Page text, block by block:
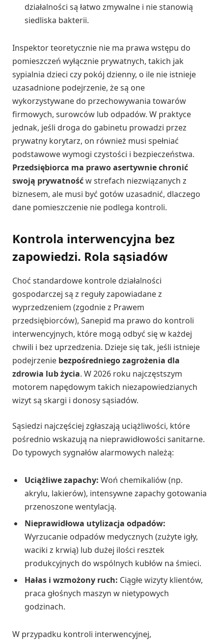
działalności są łatwo zmywalne i nie stanowią
siedliska bakterii.
Inspektor teoretycznie nie ma prawa wstępu do
pomieszczeń wyłącznie prywatnych, takich jak
sypialnia dzieci czy pokój dzienny, o ile nie istnieje
uzasadnione podejrzenie, że są one
wykorzystywane do przechowywania towarów
firmowych, surowców lub odpadów. W praktyce
jednak, jeśli droga do gabinetu prowadzi przez
prywatny korytarz, on również musi spełniać
podstawowe wymogi czystości i bezpieczeństwa.
Przedsiębiorca ma prawo asertywnie chronić
swoją prywatnośćw strefach niezwiązanych z
biznesem, ale musi być gotów uzasadnić, dlaczego
dane pomieszczenie nie podlega kontroli.
Kontrola interwencyjna bez
zapowiedzi. Rola sąsiadów
Choć standardowe kontrole działalności
gospodarczej są z reguły zapowiadane z
wyprzedzeniem (zgodnie z Prawem
przedsiębiorców), Sanepid ma prawo do kontroli
interwencyjnych, które mogą odbyć się w każdej
chwili i bez uprzedzenia. Dzieje się tak, jeśli istnieje
podejrzenie bezpośredniego zagrożenia dla
zdrowia lub życia. W 2026 roku najczęstszym
motorem napędowym takich niezapowiedzianych
wizyt są skargi i donosy sąsiadów.
Sąsiedzi najczęściej zgłaszają uciążliwości, które
pośrednio wskazują na nieprawidłowości sanitarne.
Do typowych sygnałów alarmowych należą:
Uciążliwe zapachy: Woń chemikaliów (np.
akrylu, lakierów), intensywne zapachy gotowania
przenoszone wentylacją.
Nieprawidłowa utylizacja odpadów:
Wyrzucanie odpadów medycznych (zużyte igły,
waciki z krwią) lub dużej ilości resztek
produkcyjnych do wspólnych kubłów na śmieci.
Hałas i wzmożony ruch: Ciągłe wizyty klientów,
praca głośnych maszyn w nietypowych
godzinach.
W przypadku kontroli interwencyjnej,